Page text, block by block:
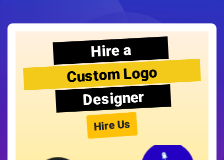
Hire a
Custom Logo
Designer
Hire Us